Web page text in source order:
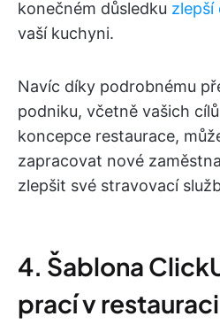
konečném důsledku zlepší
vaší kuchyni.
Navíc díky podrobnému
podniku, včetně vašich
koncepce restaurace,
zapracovat nové
zlepšit své stravovací
4. Šablona
prací v restauraci